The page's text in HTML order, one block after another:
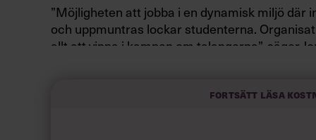
”Möjligheten att jobba i en dynamisk miljö där
och uppmuntras lockar studenterna.
allt att vinna i kampen om talangerna”, säger
Fortsätt läsa